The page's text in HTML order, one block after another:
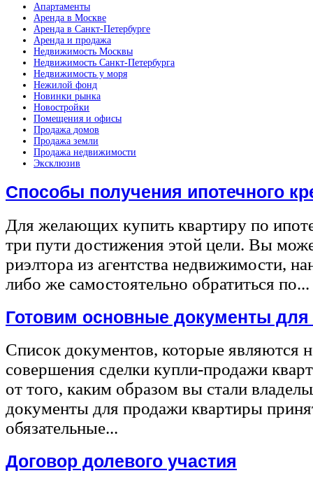
Апартаменты
Аренда в Москве
Аренда в Санкт-Петербурге
Аренда и продажа
Недвижимость Москвы
Недвижимость Санкт-Петербурга
Недвижимость у моря
Нежилой фонд
Новинки рынка
Новостройки
Помещения и офисы
Продажа домов
Продажа земли
Продажа недвижимости
Эксклюзив
Способы получения ипотечного
Для желающих купить квартиру по
три пути достижения этой цели. Вы
риэлтора из агентства недвижимости,
либо же самостоятельно обратиться по...
Готовим основные документы
Список документов, которые являются
совершения сделки купли-продажи
от того, каким образом вы стали
документы для продажи квартиры
обязательные...
Договор долевого участия